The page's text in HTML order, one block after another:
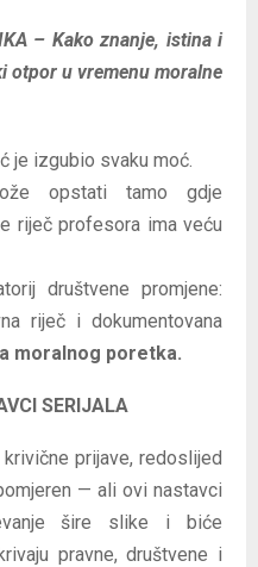
– Kako znanje, istina i
otpor u vremenu moralne
je izgubio svaku moć.
opstati tamo gdje
riječ profesora ima veću
društvene promjene:
riječ i dokumentovana
moralnog poretka.
SERIJALA
prijave, redoslijed
— ali ovi nastavci
šire slike i biće
pravne, društvene i